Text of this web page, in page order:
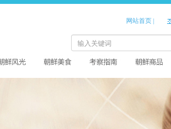
网站首页|